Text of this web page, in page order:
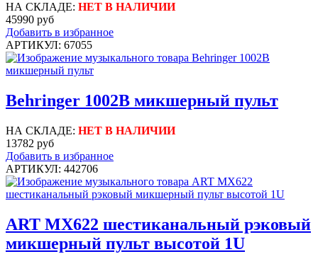
НА СКЛАДЕ: НЕТ В НАЛИЧИИ
45990 руб
Добавить в избранное
АРТИКУЛ: 67055
Behringer 1002B микшерный пульт
НА СКЛАДЕ: НЕТ В НАЛИЧИИ
13782 руб
Добавить в избранное
АРТИКУЛ: 442706
ART MX622 шестиканальный рэковый
микшерный пульт высотой 1U